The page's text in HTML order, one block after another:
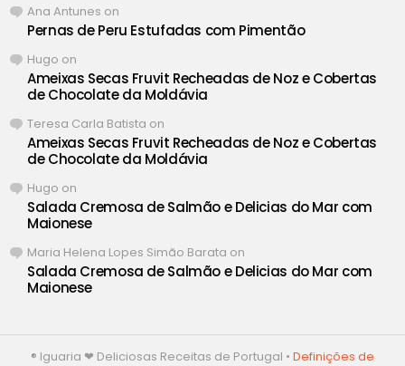
Ana Antunes on
Pernas de Peru Estufadas com Pimentão
Hugo on
Ameixas Secas Fruvit Recheadas de Noz e Cobertas
de Chocolate da Moldávia
Teresa Carla Batista on
Ameixas Secas Fruvit Recheadas de Noz e Cobertas
de Chocolate da Moldávia
Hugo on
Salada Cremosa de Salmão e Delicias do Mar com
Maionese
Maria Helena Lopes Simão Barata on
Salada Cremosa de Salmão e Delicias do Mar com
Maionese
® Iguaria ❤ Deliciosas Receitas de Portugal • Definições de